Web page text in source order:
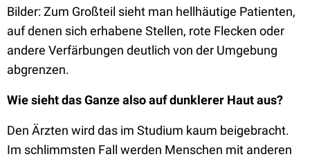
Bilder: Zum Großteil sieht man hellhäutige Patienten,
auf denen sich erhabene Stellen, rote Flecken oder
andere Verfärbungen deutlich von der Umgebung
abgrenzen.
Wie sieht das Ganze also auf dunklerer Haut aus?
Den Ärzten wird das im Studium kaum beigebracht.
Im schlimmsten Fall werden Menschen mit anderen